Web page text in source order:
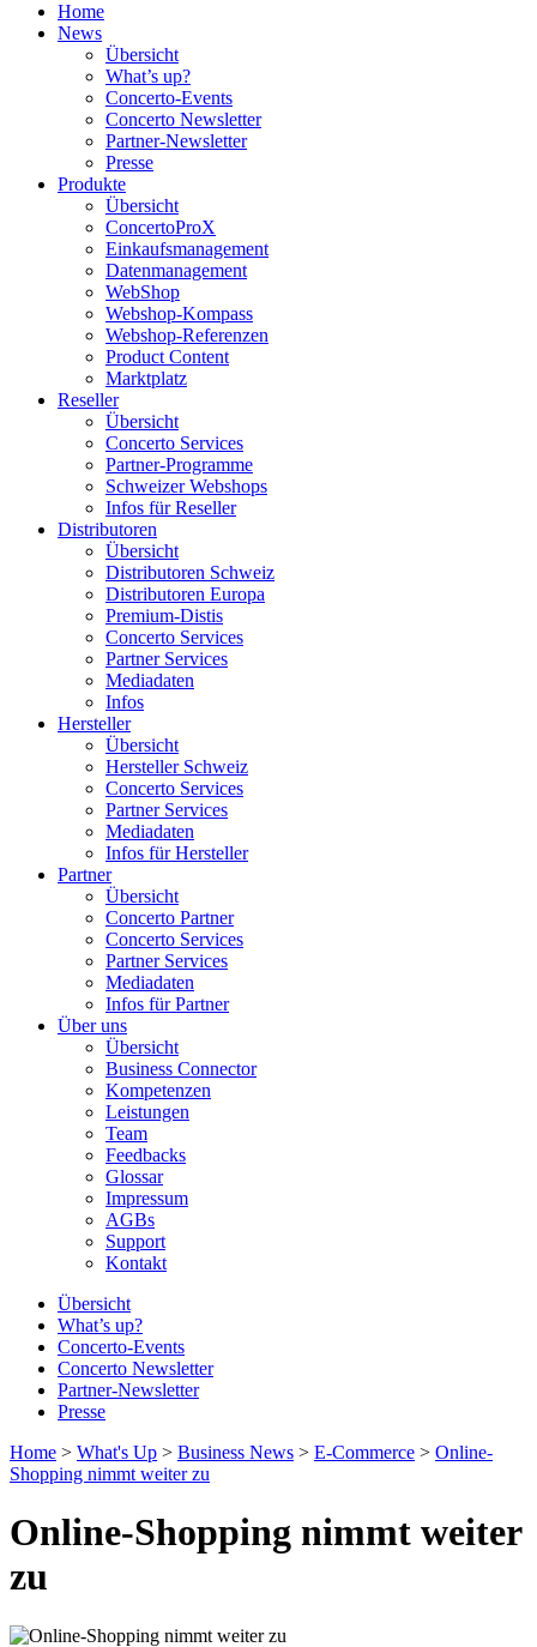
Home
News
Übersicht
What’s up?
Concerto-Events
Concerto Newsletter
Partner-Newsletter
Presse
Produkte
Übersicht
ConcertoProX
Einkaufsmanagement
Datenmanagement
WebShop
Webshop-Kompass
Webshop-Referenzen
Product Content
Marktplatz
Reseller
Übersicht
Concerto Services
Partner-Programme
Schweizer Webshops
Infos für Reseller
Distributoren
Übersicht
Distributoren Schweiz
Distributoren Europa
Premium-Distis
Concerto Services
Partner Services
Mediadaten
Infos
Hersteller
Übersicht
Hersteller Schweiz
Concerto Services
Partner Services
Mediadaten
Infos für Hersteller
Partner
Übersicht
Concerto Partner
Concerto Services
Partner Services
Mediadaten
Infos für Partner
Über uns
Übersicht
Business Connector
Kompetenzen
Leistungen
Team
Feedbacks
Glossar
Impressum
AGBs
Support
Kontakt
Übersicht
What’s up?
Concerto-Events
Concerto Newsletter
Partner-Newsletter
Presse
Home > What's Up > Business News > E‐Commerce > Online-
Shopping nimmt weiter zu
Online-Shopping nimmt weiter
zu